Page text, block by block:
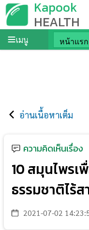
Kapook
HEALTH
เมนู
อ่านเนื้อหาเต็ม
ความคิดเห็นเรื่อง
10 สมุนไพรเ
ธรรมชาติไร้ส
2021-07-02